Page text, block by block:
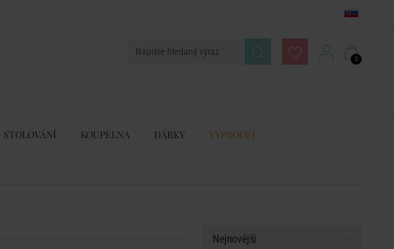
0
STOLOVÁNÍ KOUPELNA DÁRKY VÝPRODEJ